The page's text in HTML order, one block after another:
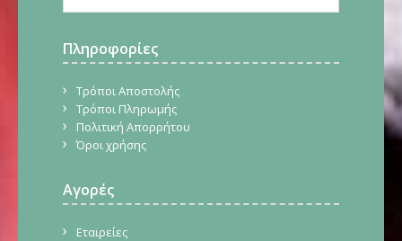
Πληροφορίες
Τρόποι Αποστολής
Τρόποι Πληρωμής
Πολιτική Απορρήτου
Όροι χρήσης
Αγορές
Εταιρείες